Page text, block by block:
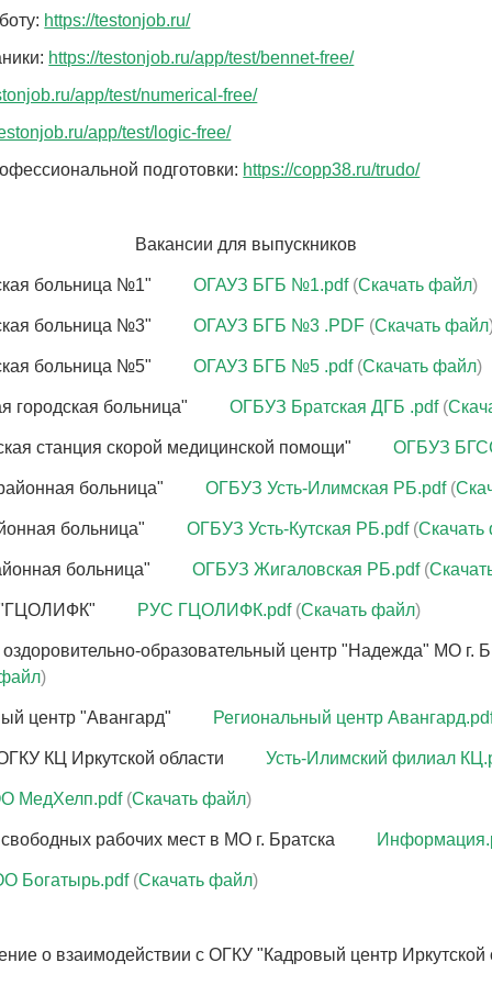
социальной стипендии
https://testonjob.ru/
https://testonjob.ru/app/test/bennet-free/
app/test/numerical-free/
app/test/logic-free/
подготовки: https://copp38.ru/trudo/
Вакансии для выпускников
больница №1" ОГАУЗ БГБ №1.pdf(Скачать файл)
больница №3" ОГАУЗ БГБ №3 .PDF (Скачать файл
больница №5" ОГАУЗ БГБ №5 .pdf(Скачать файл)
городская больница" ОГБУЗ Братская ДГБ .pdf(
станция скорой медицинской помощи" ОГБУЗ
больница" ОГБУЗ Усть-Илимская РБ.pdf(
больница" ОГБУЗ Усть-Кутская РБ.pdf(
больница" ОГБУЗ Жигаловская РБ.pdf(
"ГЦОЛИФК" РУС ГЦОЛИФК.pdf(Скачать файл)
образовательный центр "Надежда" МО г.
)
центр "Авангард" Региональный центр
КЦ Иркутской области Усть-Илимский филиал
МедХелп.pdf(Скачать файл)
рабочих мест в МО г. Братска
Богатырь.pdf(Скачать файл)
о взаимодействии с ОГКУ "Кадровый центр Иркутской